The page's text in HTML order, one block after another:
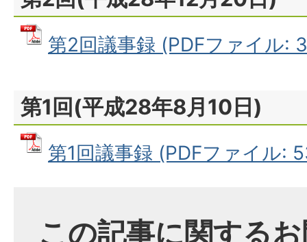
第2回議事録 (PDFファイル:
第1回(平成28年8月10日)
第1回議事録 (PDFファイル:
この記事に関する